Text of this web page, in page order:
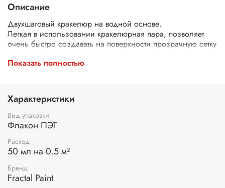
Описание
Двухшаговый кракелюр на водной основе.
Легкая в использовании кракелюрная пара, позволяет
очень быстро создавать на поверхности прозрачную сетку
Шаг №1: нанесите на поверхность тонким слоем шаг №1,
оставлять следов на пальцах.
Шаг №2: на высохший шаг №1 нанесите наливом шаг №2
, слоем 1-2 мм и разравняйте его мастихином. По мере
высыхания на поверхности декорируемого изделия будут
температуре. Чем больше слой шага №2, тем крупнее
трещины. Для проявления трещин рекомендуем
использовать фирменную затирку Fractal Paint.
Показать полностью
Характеристики
Вид упаковки
Флакон ПЭТ
Расход
50 мл на 0.5 м²
Бренд
Fractal Paint